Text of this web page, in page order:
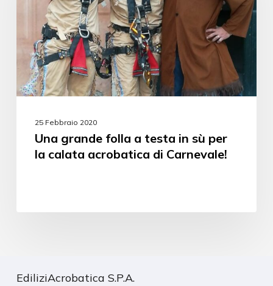
25 Febbraio 2020
Una grande folla a testa in sù per
la calata acrobatica di Carnevale!
EdiliziAcrobatica S.P.A.